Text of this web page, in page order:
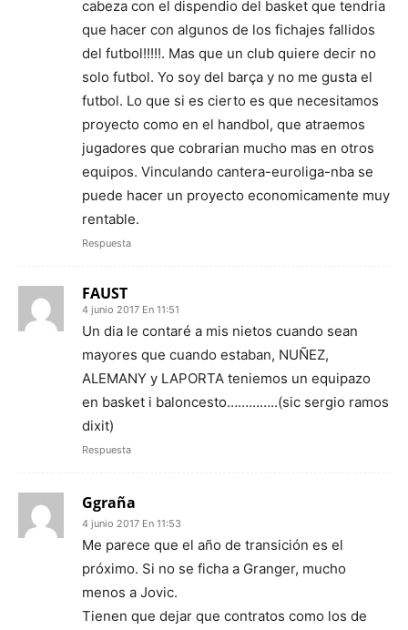
cabeza con el dispendio del basket que tendria
que hacer con algunos de los fichajes fallidos
del futbol!!!!!. Mas que un club quiere decir no
solo futbol. Yo soy del barça y no me gusta el
futbol. Lo que si es cierto es que necesitamos
proyecto como en el handbol, que atraemos
jugadores que cobrarian mucho mas en otros
equipos. Vinculando cantera-euroliga-nba se
puede hacer un proyecto economicamente muy
rentable.
Respuesta
FAUST
4 junio 2017 En 11:51
Un dia le contaré a mis nietos cuando sean
mayores que cuando estaban, NUÑEZ,
ALEMANY y LAPORTA teniemos un equipazo
en basket i baloncesto…………..(sic sergio ramos
dixit)
Respuesta
Ggraña
4 junio 2017 En 11:53
Me parece que el año de transición es el
próximo. Si no se ficha a Granger, mucho
menos a Jovic.
Tienen que dejar que contratos como los de